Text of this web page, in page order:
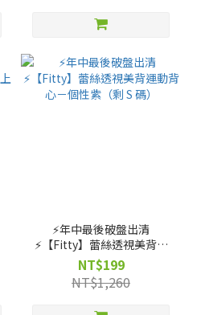
⚡️年中最後破盤出清
⚡️【Fitty】蕾絲透視美背運
動背心－個性紫（剩 S 碼）
NT$199
NT$1,260